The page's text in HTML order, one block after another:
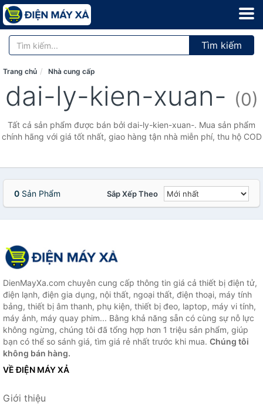
Tìm kiếm
Trang chủ Nhà cung cấp
dai-ly-kien-xuan- (0)
Tất cả sản phẩm được bán bởi dai-ly-kien-xuan-. Mua sản phẩm
chính hãng với giá tốt nhất, giao hàng tận nhà miễn phí, thu hộ COD
0 Sản Phẩm Sắp Xếp Theo
DienMayXa.com chuyên cung cấp thông tin giá cả thiết bị điện tử,
điện lạnh, điện gia dụng, nội thất, ngoại thất, điện thoại, máy tính
bảng, thiết bị âm thanh, phụ kiện, thiết bị đeo, laptop, máy vi tính,
máy ảnh, máy quay phim... Bằng khả năng sẵn có cùng sự nỗ lực
không ngừng, chúng tôi đã tổng hợp hơn 1 triệu sản phẩm, giúp
bạn có thể so sánh giá, tìm giá rẻ nhất trước khi mua. Chúng tôi
không bán hàng.
VỀ ĐIỆN MÁY XẢ
Giới thiệu